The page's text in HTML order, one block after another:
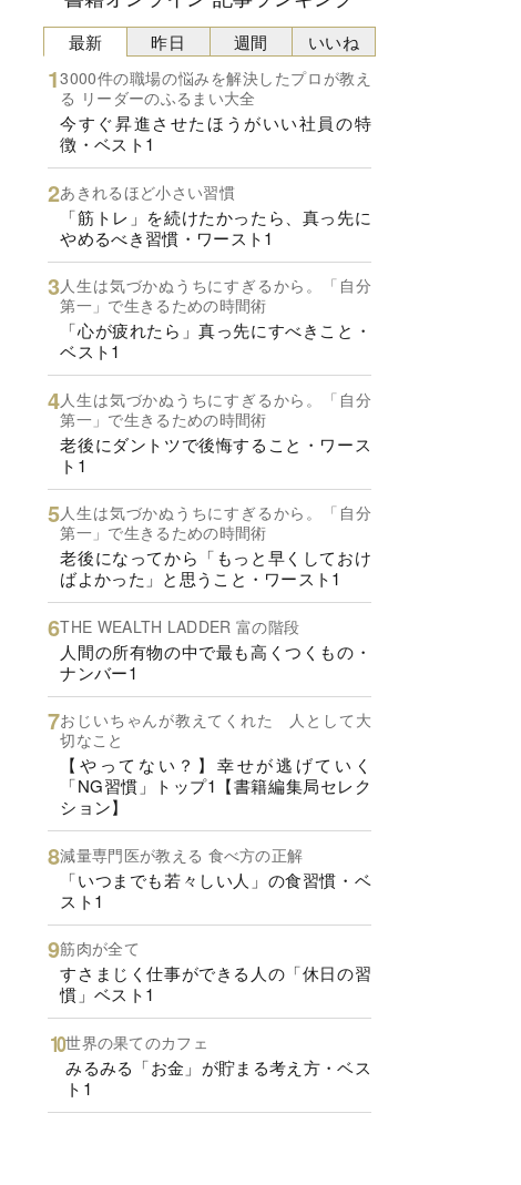
最新
3000件の職場の悩みを解決したプロが教え
る リーダーのふるまい大全
今すぐ昇進させたほうがいい社員の特
徴・ベスト1
あきれるほど小さい習慣
「筋トレ」を続けたかったら、真っ先に
やめるべき習慣・ワースト1
人生は気づかぬうちにすぎるから。「自分
第一」で生きるための時間術
「心が疲れたら」真っ先にすべきこと・
ベスト1
人生は気づかぬうちにすぎるから。「自分
第一」で生きるための時間術
老後にダントツで後悔すること・ワース
ト1
人生は気づかぬうちにすぎるから。「自分
第一」で生きるための時間術
老後になってから「もっと早くしておけ
ばよかった」と思うこと・ワースト1
THE WEALTH LADDER 富の階段
人間の所有物の中で最も高くつくもの・
ナンバー1
おじいちゃんが教えてくれた 人として大
切なこと
【やってない？】幸せが逃げていく
「NG習慣」トップ1【書籍編集局セレク
ション】
減量専門医が教える 食べ方の正解
「いつまでも若々しい人」の食習慣・ベ
スト1
筋肉が全て
すさまじく仕事ができる人の「休日の習
慣」ベスト1
世界の果てのカフェ
みるみる「お金」が貯まる考え方・ベス
ト1
昨日 週間 いいね